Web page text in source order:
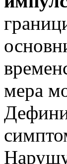
мера